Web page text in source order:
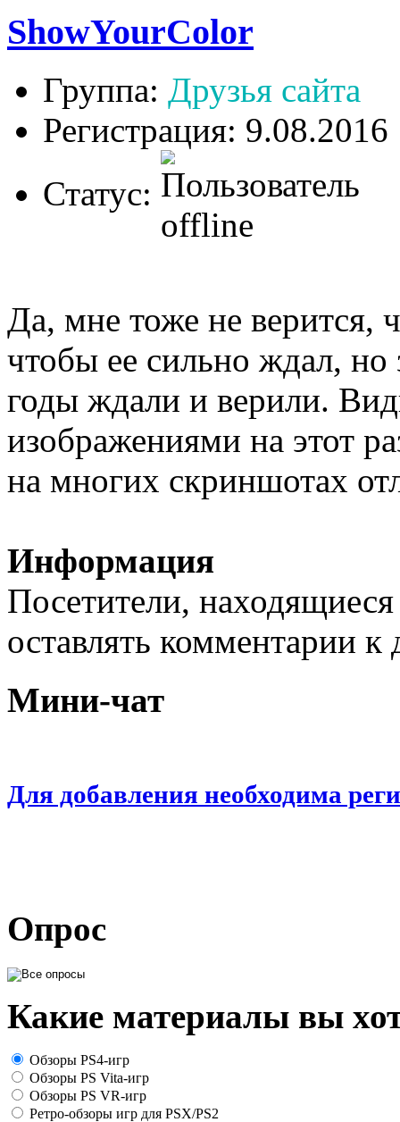
ShowYourColor
Группа: Друзья сайта
Регистрация: 9.08.2016
Статус:
Да, мне тоже не верится,
чтобы ее сильно ждал,
годы ждали и верили.
изображениями на этот
на многих скриншотах
Информация
Посетители,
оставлять комментарии
Мини-чат
Для добавления необходима
Опрос
Какие материалы вы
Обзоры PS4-игр
Обзоры PS Vita-игр
Обзоры PS VR-игр
Ретро-обзоры игр для PSX/PS2